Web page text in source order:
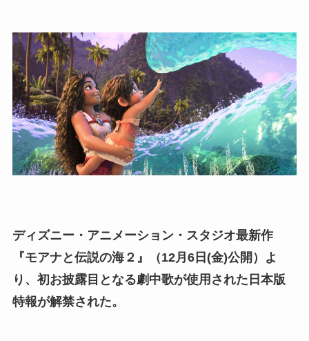
ディズニー・アニメーション・スタジオ最新作
『モアナと伝説の海２』（12月6日(金)公開）よ
り、 初お披露目となる劇中歌が使用された日本版
特報が解禁された。